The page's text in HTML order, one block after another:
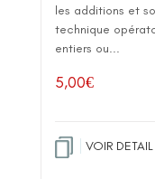
les additions et
technique
entiers ou...
5,00€
VOIR DETAIL